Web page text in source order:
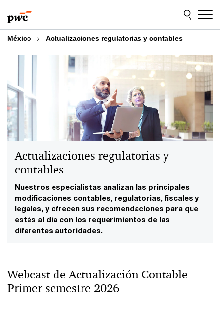
to
content
to
footer
México Actualizaciones regulatorias y contables
Nuestros especialistas analizan las principales
modificaciones contables, regulatorias, fiscales y
legales, y ofrecen sus recomendaciones para que
estés al día con los requerimientos de las
diferentes autoridades.
Actualizaciones regulatorias y
contables
Webcast de ​Actualización Contable​
Primer semestre 2026​